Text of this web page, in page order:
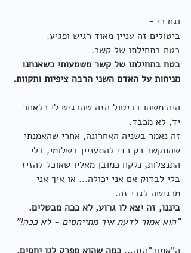
וגם כי -
ביטולים זה עניין מאוד רגיש ופגיע.
בטח בתחילתו של קשר.
בטח בתחילתו של קשר משמעותי כשאנחנו
מניחות על האדם השני הרבה ציפיות ותקוות.
היה משהו בביטול הזה שהרגיש לי כלאחר
יד, לא מכבד.
זה נאמר בשניה האחרונה, אחרי שהאמנתי
שהתקשר רק כדי להתעניין בשלומי, בלי
התנצלות, נלקח כמובן מאליו שאוכל להזיז
בלי לבדוק אם אני יכולה... או איך אני
מרגישה לגבי זה.
ביננו, זה יצא לו גרוע, לא ככה מבטלים.
"הוא אמור לדעת איך מתייחסים - לא ככה!"